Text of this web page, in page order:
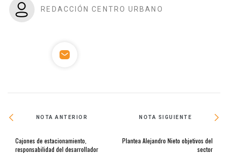
REDACCIÓN CENTRO URBANO
NOTA ANTERIOR
Cajones de estacionamiento,
responsabilidad del desarrollador
NOTA SIGUIENTE
Plantea Alejandro Nieto objetivos del
sector